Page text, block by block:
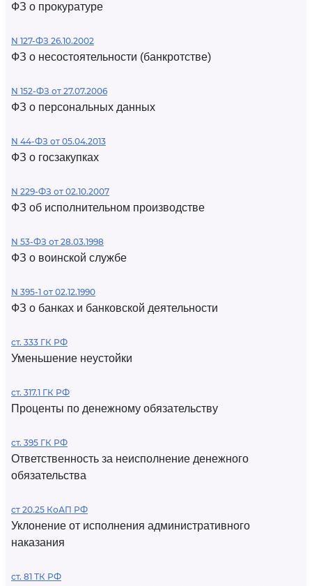
ФЗ о прокуратуре
N 127-ФЗ 26.10.2002
ФЗ о несостоятельности (банкротстве)
N 152-ФЗ от 27.07.2006
ФЗ о персональных данных
N 44-ФЗ от 05.04.2013
ФЗ о госзакупках
N 229-ФЗ от 02.10.2007
ФЗ об исполнительном производстве
N 53-ФЗ от 28.03.1998
ФЗ о воинской службе
N 395-1 от 02.12.1990
ФЗ о банках и банковской деятельности
ст. 333 ГК РФ
Уменьшение неустойки
ст. 317.1 ГК РФ
Проценты по денежному обязательству
ст. 395 ГК РФ
Ответственность за неисполнение денежного
обязательства
ст 20.25 КоАП РФ
Уклонение от исполнения административного
наказания
ст. 81 ТК РФ